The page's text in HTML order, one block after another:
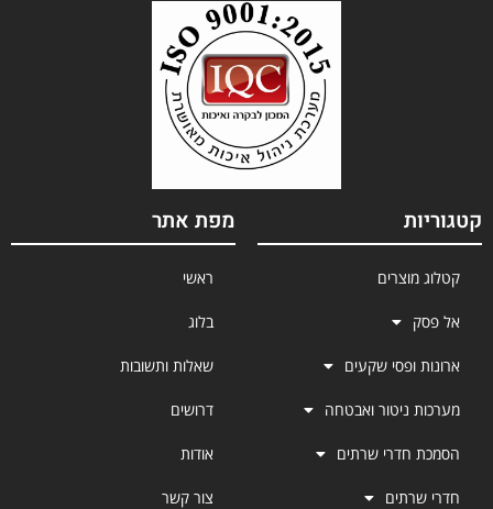
קטגוריות
קטלוג מוצרים
אל פסק
ארונות ופסי שקעים
מערכות ניטור ואבטחה
הסמכת חדרי שרתים
חדרי שרתים
מפת אתר
ראשי
בלוג
שאלות ותשובות
דרושים
אודות
צור קשר